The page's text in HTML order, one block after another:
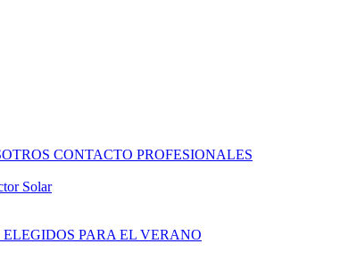
CONTACTO PROFESIONALES
Solar
ELEGIDOS PARA EL VERANO